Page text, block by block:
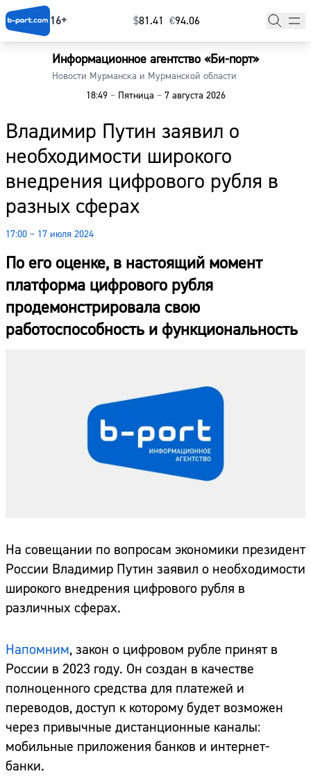
16+ $⁠81.41 €⁠94.06
Информационное агентство «Би-порт»
Новости Мурманска и Мурманской области
18:49 –Пятница –7 августа 2026
Владимир Путин заявил о
необходимости широкого
внедрения цифрового рубля в
разных сферах
17:00 – 17 июля 2024
По его оценке, в настоящий момент
платформа цифрового рубля
продемонстрировала свою
работоспособность и функциональность
На совещании по вопросам экономики президент
России Владимир Путин заявил о необходимости
широкого внедрения цифрового рубля в
различных сферах.
Напомним, закон о цифровом рубле принят в
России в 2023 году. Он создан в качестве
полноценного средства для платежей и
переводов, доступ к которому будет возможен
через привычные дистанционные каналы:
мобильные приложения банков и интернет-
банки.
Главная
Наши гости
Фоторепортажи
Погода
Курсы валют